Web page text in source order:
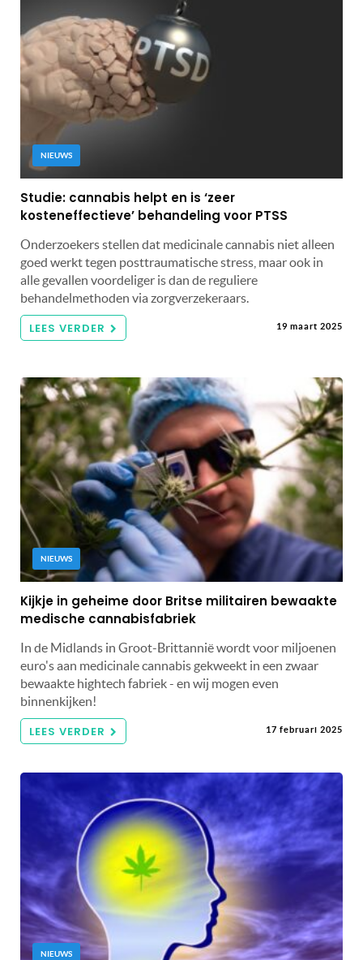
NIEUWS
Studie: cannabis helpt en is ‘zeer
kosteneffectieve’ behandeling voor PTSS
Onderzoekers stellen dat medicinale cannabis niet alleen
goed werkt tegen posttraumatische stress, maar ook in
alle gevallen voordeliger is dan de reguliere
behandelmethoden via zorgverzekeraars.
LEES VERDER 19 maart 2025
NIEUWS
Kijkje in geheime door Britse militairen bewaakte
medische cannabisfabriek
In de Midlands in Groot-Brittannië wordt voor miljoenen
euro's aan medicinale cannabis gekweekt in een zwaar
bewaakte hightech fabriek - en wij mogen even
binnenkijken!
LEES VERDER 17 februari 2025
NIEUWS